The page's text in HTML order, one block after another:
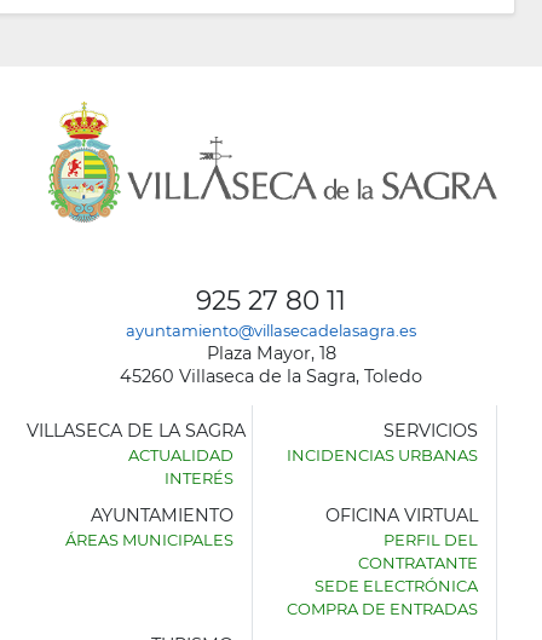
925 27 80 11
ayuntamiento@villasecadelasagra.es
Plaza Mayor, 18
45260 Villaseca de la Sagra, Toledo
AYUNTAMIENTO
VILLASECA DE LA SAGRA
ACTUALIDAD
INTERÉS
SERVICIOS
INCIDENCIAS URBANAS
AYUNTAMIENTO
ÁREAS MUNICIPALES
OFICINA VIRTUAL
PERFIL DEL
CONTRATANTE
SEDE ELECTRÓNICA
COMPRA DE ENTRADAS